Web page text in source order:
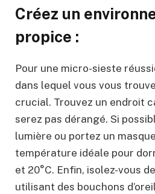
Créez un
propice :
Pour une micro-sieste
dans lequel vous vous
crucial. Trouvez un endroit
serez pas dérangé. Si
lumière ou portez un
température idéale pour
et 20°C. Enfin, isolez-vous
utilisant des bouchons